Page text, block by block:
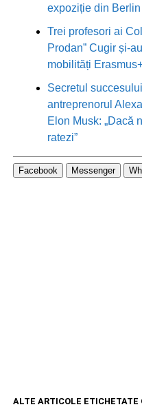
expoziție din Berlin
Trei profesori ai
Prodan” Cugir și-
mobilități
Secretul
antreprenorul
Elon Musk: „Dacă
ratezi”
Facebook Messenger
ALTE ARTICOLE ETICHETATE